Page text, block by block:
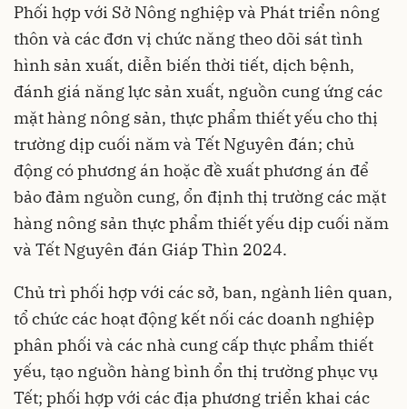
Phối hợp với Sở Nông nghiệp và Phát triển nông
thôn và các đơn vị chức năng theo dõi sát tình
hình sản xuất, diễn biến thời tiết, dịch bệnh,
đánh giá năng lực sản xuất, nguồn cung ứng các
mặt hàng nông sản, thực phẩm thiết yếu cho thị
trường dịp cuối năm và Tết Nguyên đán; chủ
động có phương án hoặc đề xuất phương án để
bảo đảm nguồn cung, ổn định thị trường các mặt
hàng nông sản thực phẩm thiết yếu dịp cuối năm
và Tết Nguyên đán Giáp Thìn 2024.
Chủ trì phối hợp với các sở, ban, ngành liên quan,
tổ chức các hoạt động kết nối các doanh nghiệp
phân phối và các nhà cung cấp thực phẩm thiết
yếu, tạo nguồn hàng bình ổn thị trường phục vụ
Tết; phối hợp với các địa phương triển khai các